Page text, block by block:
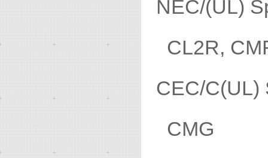
NEC/
CL2R,
CEC/
CMG